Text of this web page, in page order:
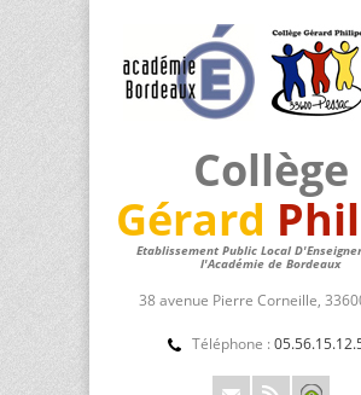
Collège
Gérard
Etablissement Public Local
l'Académie de Bordeaux
38 avenue Pierre Corneille,
Téléphone :